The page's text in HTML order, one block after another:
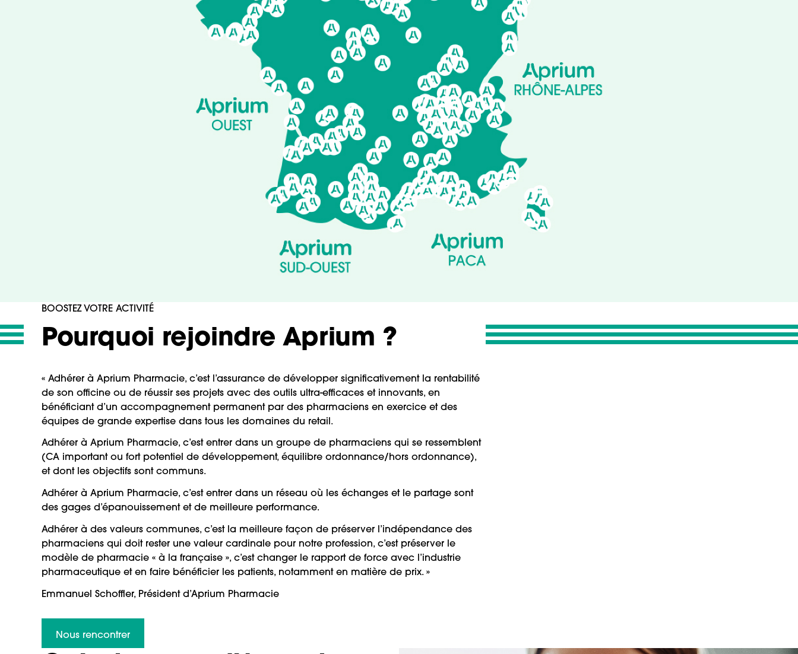
BOOSTEZ VOTRE ACTIVITÉ
Pourquoi rejoindre Aprium ?
« Adhérer à Aprium Pharmacie, c’est l’assurance de développer significativement la rentabilité
de son officine ou de réussir ses projets avec des outils ultra-efficaces et innovants, en
bénéficiant d’un accompagnement permanent par des pharmaciens en exercice et des
équipes de grande expertise dans tous les domaines du retail.
Adhérer à Aprium Pharmacie, c’est entrer dans un groupe de pharmaciens qui se ressemblent
(CA important ou fort potentiel de développement, équilibre ordonnance/hors ordonnance),
et dont les objectifs sont communs.
Adhérer à Aprium Pharmacie, c’est entrer dans un réseau où les échanges et le partage sont
des gages d’épanouissement et de meilleure performance.
Adhérer à des valeurs communes, c’est la meilleure façon de préserver l’indépendance des
pharmaciens qui doit rester une valeur cardinale pour notre profession, c’est préserver le
modèle de pharmacie « à la française », c’est changer le rapport de force avec l’industrie
pharmaceutique et en faire bénéficier les patients, notamment en matière de prix. »
Emmanuel Schoffler, Président d’Aprium Pharmacie
Nous rencontrer